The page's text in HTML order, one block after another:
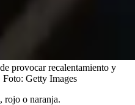
provocar recalentamiento y
Foto: Getty Images
rojo o naranja.